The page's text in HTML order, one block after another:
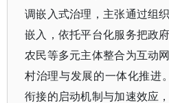
调嵌入式治理，主张通过组
嵌入，依托平台化服务把政
农民等多元主体整合为互动
村治理与发展的一体化推进。
衔接的启动机制与加速效应